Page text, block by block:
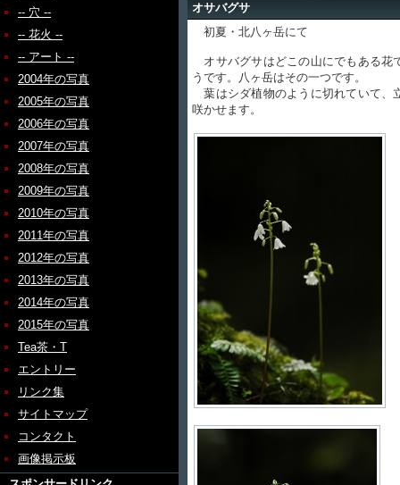
-- 穴 --
-- 花火 --
-- アート --
2004年の写真
2005年の写真
2006年の写真
2007年の写真
2008年の写真
2009年の写真
2010年の写真
2011年の写真
2012年の写真
2013年の写真
2014年の写真
2015年の写真
Tea茶・T
エントリー
リンク集
サイトマップ
コンタクト
画像掲示板
オサバグサ
初夏・北八ヶ岳にて
オサバグサはどこの山にでもある花
うです。八ヶ岳はその一つです。
葉はシダ植物のように切れていて、
咲かせます。